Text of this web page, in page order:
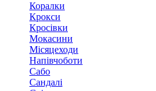
Коралки
Крокси
Кросівки
Мокасини
Місяцеходи
Напівчоботи
Сабо
Сандалі